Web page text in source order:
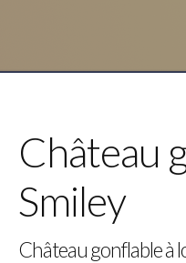
Château
Smiley
Château gonflable à